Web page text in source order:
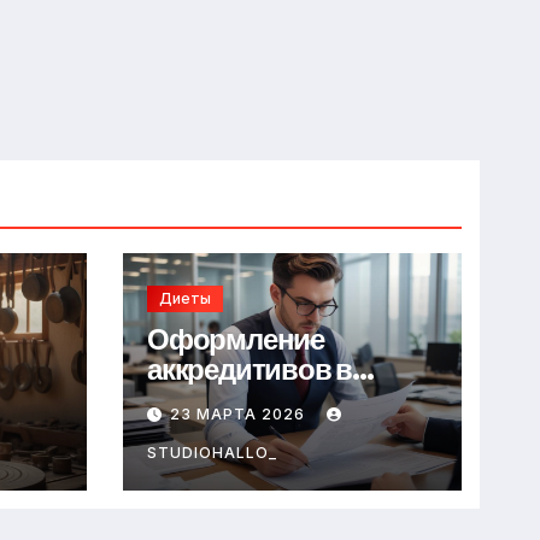
Диеты
Оформление
аккредитивов в
международной
торговле
23 МАРТА 2026
STUDIOHALLO_